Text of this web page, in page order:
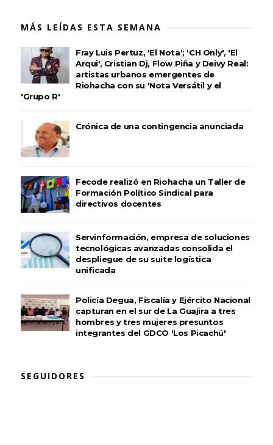
MÁS LEÍDAS ESTA SEMANA
Fray Luis Pertuz, 'El Nota'; 'CH Only', 'El
Arqui', Cristian Dj, Flow Piña y Deivy Real:
artistas urbanos emergentes de
Riohacha con su 'Nota Versátil y el
'Grupo R'
Crónica de una contingencia anunciada
Fecode realizó en Riohacha un Taller de
Formación Político Sindical para
directivos docentes
Servinformación, empresa de soluciones
tecnológicas avanzadas consolida el
despliegue de su suite logística
unificada
Policía Degua, Fiscalía y Ejército Nacional
capturan en el sur de La Guajira a tres
hombres y tres mujeres presuntos
integrantes del GDCO 'Los Picachú'
SEGUIDORES